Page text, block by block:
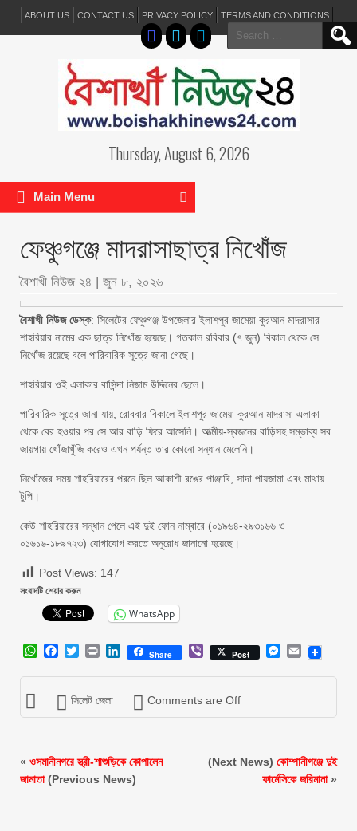
ABOUT US CONTACT US PRIVACY POLICY TERMS AND CONDITIONS
Search
for:
Thursday, August 6, 2026
Main Menu
ফেঞ্চুগঞ্জে মাদরাসাছাত্র নিখোঁজ
বৈশাখী নিউজ ২৪ | জুন ৮, ২০২৬
বৈশাখী নিউজ ডেস্ক: সিলেটের ফেঞ্চুগঞ্জ উপজেলার ইলাশপুর জামেয়া কুরআন মাদরাসার
শাহরিয়ার নামের এক ছাত্র নিখোঁজ হয়েছে। গতকাল রবিবার (৭ জুন) বিকাল থেকে সে
নিখোঁজ রয়েছে বলে পারিবারিক সূত্রে জানা গেছে।
শাহরিয়ার ওই এলাকার বাসিন্দা নিজাম উদ্দিনের ছেলে।
পারিবারিক সূত্রে জানা যায়, রোববার বিকালে ইলাশপুর জামেয়া কুরআন মাদরাসা এলাকা
থেকে বের হওয়ার পর সে আর বাড়ি ফিরে আসেনি। আত্মীয়-স্বজনের বাড়িসহ সম্ভাব্য সব
জায়গায় খোঁজাখুঁজি করেও এখন পর্যন্ত তার কোনো সন্ধান মেলেনি।
নিখোঁজের সময় শাহরিয়ারের পরনে ছিল আকাশী রঙের পাঞ্জাবি, সাদা পায়জামা এবং মাথায়
টুপি।
কেউ শাহরিয়ারের সন্ধান পেলে এই দুই ফোন নাম্বারে (০১৯৬৪-২৯৩১৬৬ ও
০১৬১৬-১৮৯৭২৩) যোগাযোগ করতে অনুরোধ জানানো হয়েছে।
Post Views: 147
সংবাদটি শেয়ার করুন
WhatsApp
WhatsApp
Facebook
Twitter
Print LinkedIn
Share ViberPost Messenger
Email
সিলেট জেলা Comments are Off
« ওসমানীনগরে স্ত্রী-শাশুড়িকে কোপালেন
জামাতা(Previous News)
(Next News) কোম্পানীগঞ্জে দুই
ফার্মেসিকে জরিমানা»